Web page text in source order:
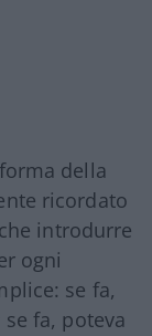
della
ricordato
introdurre
ogni
se fa,
fa, poteva